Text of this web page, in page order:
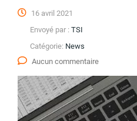
16 avril 2021
Envoyé par : TSI
Catégorie: News
Aucun commentaire